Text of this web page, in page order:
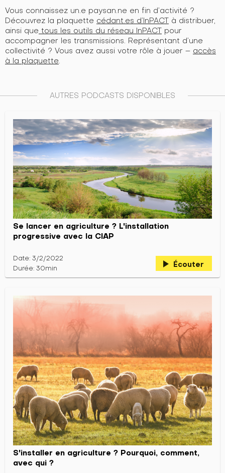
Vous connaissez un.e paysan.ne en fin d’activité ?
Découvrez la plaquette cédant.es d’InPACT à distribuer,
ainsi que tous les outils du réseau InPACT pour
accompagner les transmissions. Représentant d’une
collectivité ? Vous avez aussi votre rôle à jouer – accès
à la plaquette.
AUTRES PODCASTS DISPONIBLES
Se lancer en agriculture ? L'installation
progressive avec la CIAP
Date: 3/2/2022
Durée: 30min
play_arrow Écouter
S'installer en agriculture ? Pourquoi, comment,
avec qui ?